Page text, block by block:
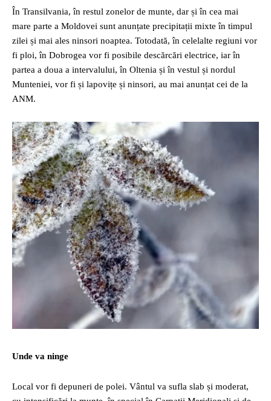
În Transilvania, în restul zonelor de munte, dar și în cea mai
mare parte a Moldovei sunt anunțate precipitații mixte în timpul
zilei și mai ales ninsori noaptea. Totodată, în celelalte regiuni vor
fi ploi, în Dobrogea vor fi posibile descărcări electrice, iar în
partea a doua a intervalului, în Oltenia și în vestul și nordul
Munteniei, vor fi și lapovițe și ninsori, au mai anunțat cei de la
ANM.
Unde va ninge
Local vor fi depuneri de polei. Vântul va sufla slab și moderat,